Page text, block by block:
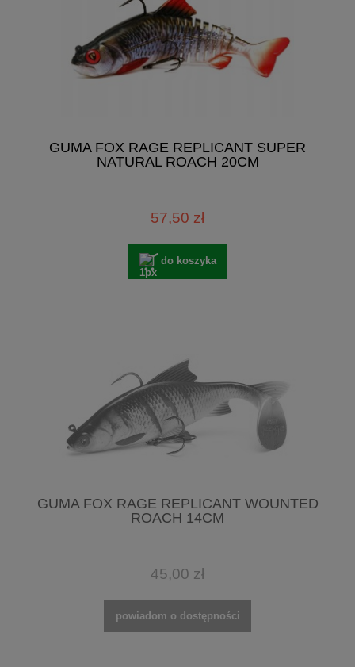
GUMA FOX RAGE REPLICANT SUPER
NATURAL ROACH 20CM
57,50 zł
do koszyka
GUMA FOX RAGE REPLICANT WOUNTED
ROACH 14CM
45,00 zł
powiadom o dostępności